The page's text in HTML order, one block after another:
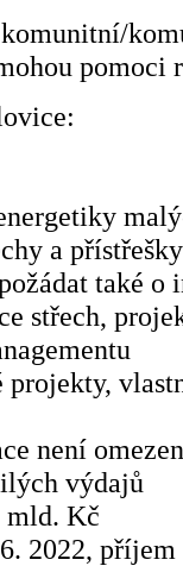
a
také
střech,
není
výdajů
mld. Kč
2022,